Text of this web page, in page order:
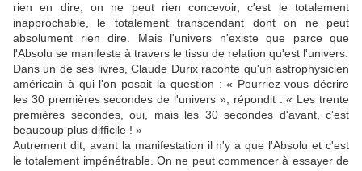
rien en dire, on ne peut rien concevoir, c'est le totalement
inapprochable, le totalement transcendant dont on ne peut
absolument rien dire. Mais l'univers n'existe que parce que
l'Absolu se manifeste à travers le tissu de relation qu'est l'univers.
Dans un de ses livres, Claude Durix raconte qu'un astrophysicien
américain à qui l'on posait la question : « Pourriez-vous décrire
les 30 premières secondes de l'univers », répondit : « Les trente
premières secondes, oui, mais les 30 secondes d'avant, c'est
beaucoup plus difficile ! »
Autrement dit, avant la manifestation il n'y a que l'Absolu et c'est
le totalement impénétrable. On ne peut commencer à essayer de